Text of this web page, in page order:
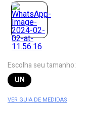
Escolha seu tamanho:
UN
VER GUIA DE MEDIDAS